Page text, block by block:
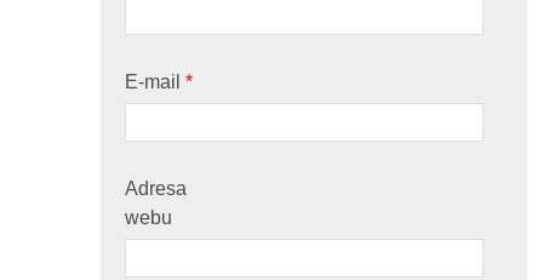
E-mail*
Adresa
webu